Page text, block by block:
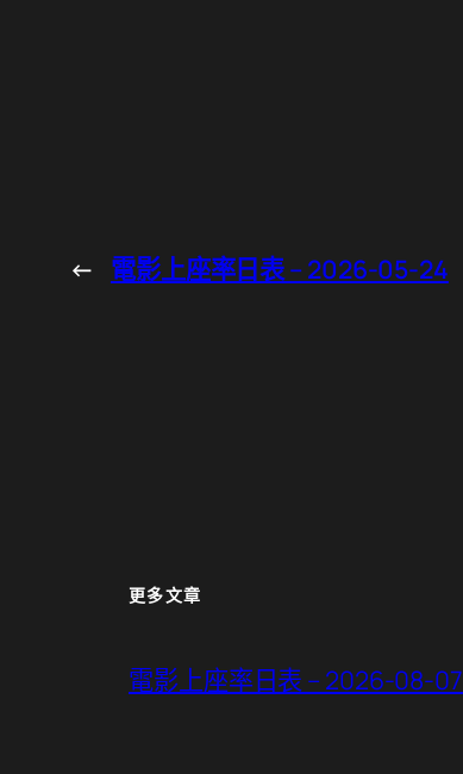
← 電影上座率日表 – 2026-05-24
更多文章
電影上座率日表 – 2026-08-07